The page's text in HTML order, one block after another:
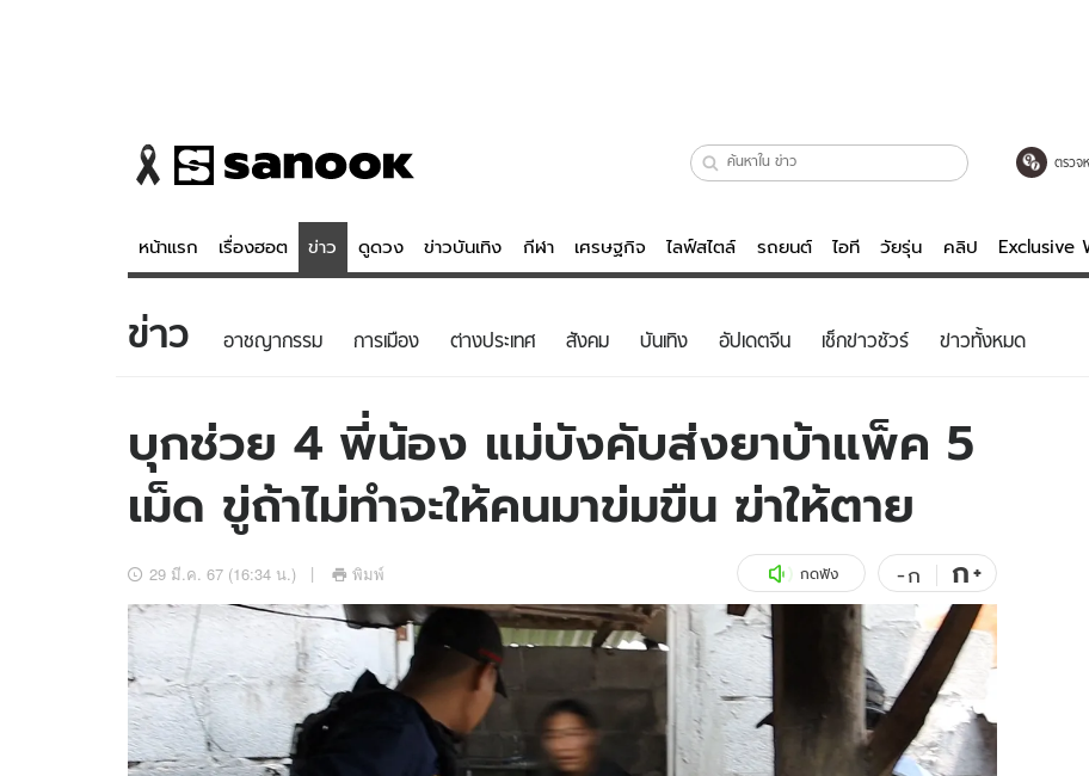
ตรวจ
หน้าแรก เรื่องฮอต ข่าว ดูดวง ข่าวบันเทิง กีฬา เศรษฐกิจ ไลฟ์สไตล์ รถยนต์ ไอที วัยรุ่น คลิป Exclusive
ข่าว
ข่าวบันเทิง
ข่าวกีฬา
ข่าวเศรษฐกิจ
อัปเดตจีน
เช็กข่าวชัวร์
ดูดวง - ตรวจหวย
สถิติหวยไทย
หวยลาว
ไลฟ์สไตล์
วัยรุ่น
ไอที
รถยนต์
สุขภาพ
เที่ยว-กิน
Tasteful Thailand
Sanook Choice
บันเทิงครบ
ดูทีวี
WeTV
ข่าว อาชญากรรม การเมือง ต่างประเทศ สังคม บันเทิง อัปเดตจีน เช็กข่าวชัวร์ ข่าวทั้งหมด
บุกช่วย 4 พี่น้อง แม่บังคับส่งยาบ้าแพ็ค 5
เม็ด ขู่ถ้าไม่ทำจะให้คนมาข่มขืน ฆ่าให้ตาย
29 มี.ค. 67 (16:34 น.) พิมพ์ กดฟัง -ก ก+